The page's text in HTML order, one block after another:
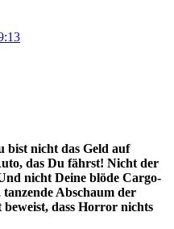
bist nicht das Geld auf
das Du fährst! Nicht der
nicht Deine blöde Cargo-
Abschaum der
dass Horror nichts